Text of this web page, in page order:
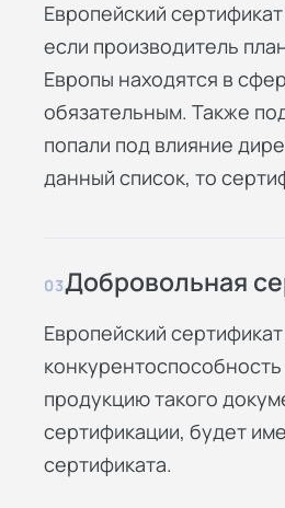
Европейский
если производитель
Европы находятся в
обязательным. Также
попали под влияние
данный список, то
03Добровольная
Европейский
продукцию такого
сертификации, будет
сертификата.